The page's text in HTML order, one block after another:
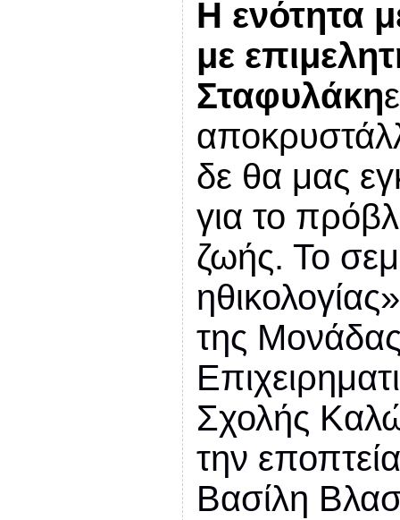
Η ενότητα
με
Σταφυλάκη
δε θα μας
για το
ζωής. Το
της Μονάδας
Σχολής
την
Βασίλη